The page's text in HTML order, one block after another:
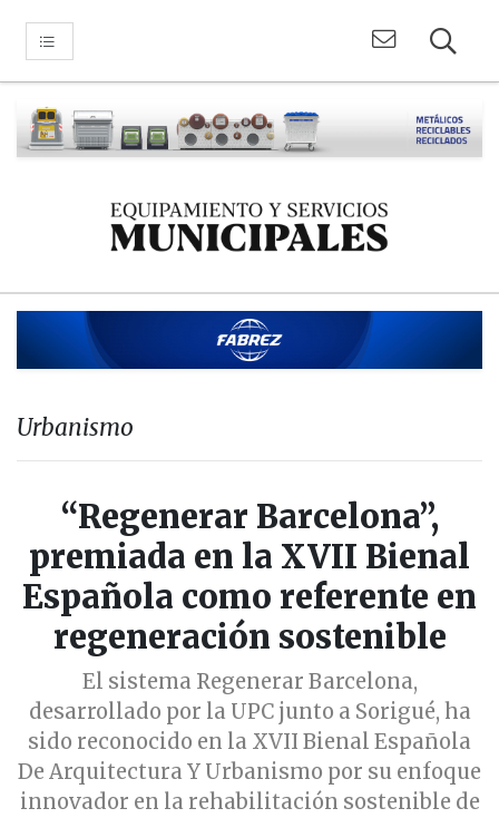
Urbanismo
“Regenerar Barcelona”,
premiada en la XVII Bienal
Española como referente en
regeneración sostenible
El sistema Regenerar Barcelona,
desarrollado por la UPC junto a Sorigué, ha
sido reconocido en la XVII Bienal Española
De Arquitectura Y Urbanismo por su enfoque
innovador en la rehabilitación sostenible de